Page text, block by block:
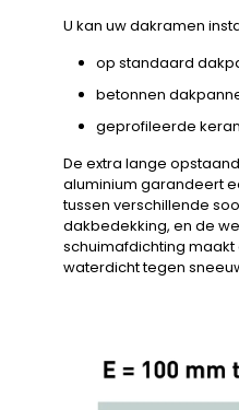
U kan uw dakramen
op standaard
betonnen
geprofileerde
De extra lange
aluminium garandeert
tussen verschillende
dakbedekking, en de
schuimafdichting maakt
waterdicht tegen